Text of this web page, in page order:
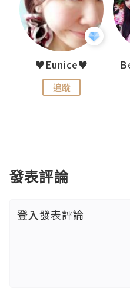
♥Eunice♥
追蹤
發表評論
登入發表評論